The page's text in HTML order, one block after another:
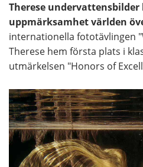
Therese
uppmärksamhet världen
internationella fototävlingen
Therese hem första plats i
utmärkelsen "Honors of